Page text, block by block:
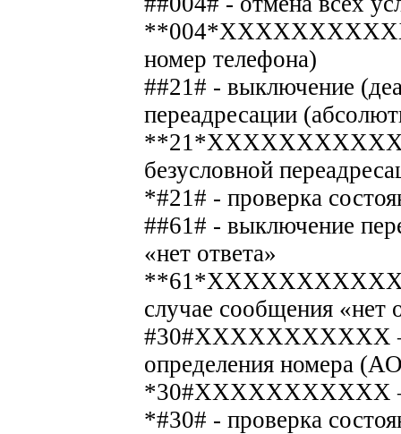
номер телефона)
##21# - выключение
переадресации
**21*ХХХХХХХХХХХ# -
безусловной
*#21# - проверка
##61# - выключение
«нет ответа»
**61*ХХХХХХХХХХХ# -
случае сообщения «нет
#30#ХХХХХХХХХХХ –
определения номера
*30#ХХХХХХХХХХХ –
*#30# - проверка